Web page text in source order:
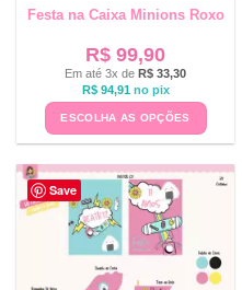
Festa na Caixa Minions Roxo
R$ 99,90
Em até 3x de R$ 33,30
R$94,91 no pix
ESCOLHA AS OPÇÕES
Save